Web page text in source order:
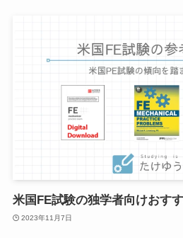
米国FE試験の独学者向けおす
2023年11月7日